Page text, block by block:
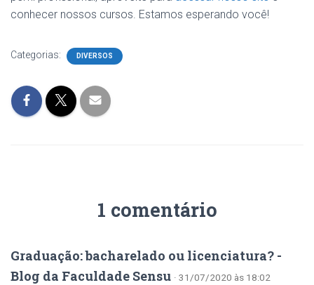
conhecer nossos cursos. Estamos esperando você!
Categorias: DIVERSOS
1 comentário
Graduação: bacharelado ou licenciatura? -
Blog da Faculdade Sensu · 31/07/2020 às 18:02